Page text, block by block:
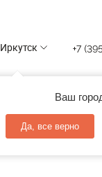
Иркутск
Ваш
Да, все верно
+7